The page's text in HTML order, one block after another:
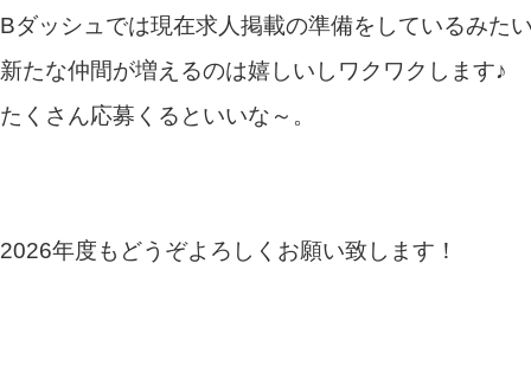
Bダッシュでは現在求人掲載の準備をしているみた
新たな仲間が増えるのは嬉しいしワクワクします♪
たくさん応募くるといいな～。
2026年度もどうぞよろしくお願い致します！